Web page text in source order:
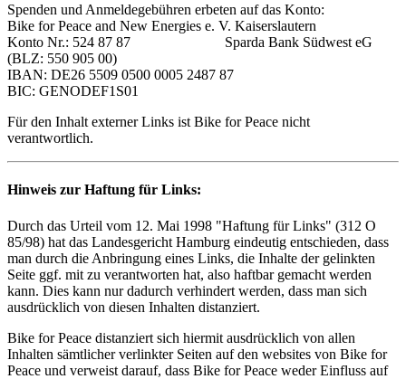
Spenden und Anmeldegebühren erbeten auf das Konto:
Bike for Peace and New Energies e. V. Kaiserslautern
Konto Nr.: 524 87 87 Sparda Bank Südwest eG
(BLZ: 550 905 00)
IBAN: DE26 5509 0500 0005 2487 87
BIC: GENODEF1S01
Für den Inhalt externer Links ist Bike for Peace nicht
verantwortlich.
Hinweis zur Haftung für Links:
Durch das Urteil vom 12. Mai 1998 "Haftung für Links" (312 O
85/98) hat das Landesgericht Hamburg eindeutig entschieden, dass
man durch die Anbringung eines Links, die Inhalte der gelinkten
Seite ggf. mit zu verantworten hat, also haftbar gemacht werden
kann. Dies kann nur dadurch verhindert werden, dass man sich
ausdrücklich von diesen Inhalten distanziert.
Bike for Peace distanziert sich hiermit ausdrücklich von allen
Inhalten sämtlicher verlinkter Seiten auf den websites von Bike for
Peace und verweist darauf, dass Bike for Peace weder Einfluss auf